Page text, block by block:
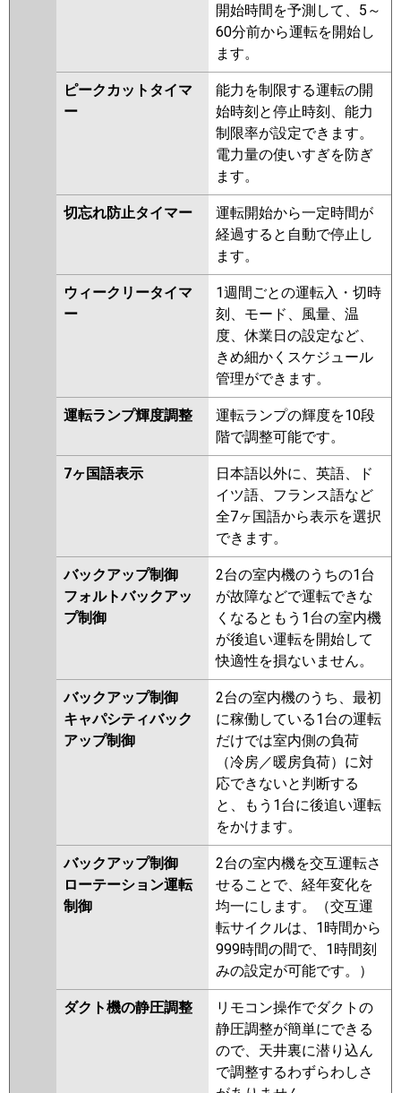
開始時間を予測して、5～
60分前から運転を開始し
ます。
ピークカットタイマ
ー
能力を制限する運転の開
始時刻と停止時刻、能力
制限率が設定できます。
電力量の使いすぎを防ぎ
ます。
切忘れ防止タイマー
運転開始から一定時間が
経過すると自動で停止し
ます。
ウィークリータイマ
ー
1週間ごとの運転入・切時
刻、モード、風量、温
度、休業日の設定など、
きめ細かくスケジュール
管理ができます。
運転ランプ輝度調整
運転ランプの輝度を10段
階で調整可能です。
7ヶ国語表示
日本語以外に、英語、ド
イツ語、フランス語など
全7ヶ国語から表示を選択
できます。
バックアップ制御
フォルトバックアッ
プ制御
2台の室内機のうちの1台
が故障などで運転できな
くなるともう1台の室内機
が後追い運転を開始して
快適性を損ないません。
バックアップ制御
キャパシティバック
アップ制御
2台の室内機のうち、最初
に稼働している1台の運転
だけでは室内側の負荷
（冷房／暖房負荷）に対
応できないと判断する
と、もう1台に後追い運転
をかけます。
バックアップ制御
ローテーション運転
制御
2台の室内機を交互運転さ
せることで、経年変化を
均一にします。（交互運
転サイクルは、1時間から
999時間の間で、1時間刻
みの設定が可能です。）
ダクト機の静圧調整
リモコン操作でダクトの
静圧調整が簡単にできる
ので、天井裏に潜り込ん
で調整するわずらわしさ